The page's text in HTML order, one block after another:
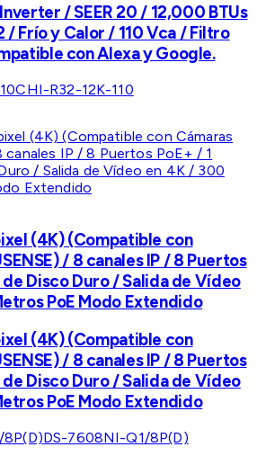
/ SEER 20 / 12,000 BTUs
/ Frío y Calor / 110 Vca / Filtro
con Alexa y Google.
CHI-R32-12K-110
(4K) (Compatible con
/ 8 canales IP / 8 Puertos
de Disco Duro / Salida de Vídeo
PoE Modo Extendido
(4K) (Compatible con
/ 8 canales IP / 8 Puertos
de Disco Duro / Salida de Vídeo
PoE Modo Extendido
DS-7608NI-Q1/8P(D)